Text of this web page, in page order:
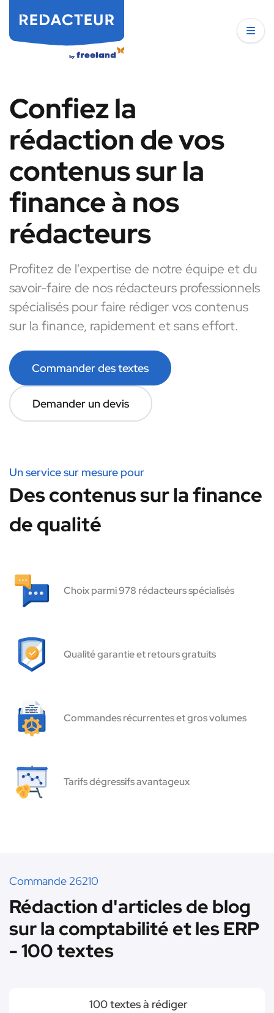
Confiez la
rédaction de vos
contenus sur la
finance à nos
rédacteurs
Profitez de l'expertise de notre équipe et du
savoir-faire de nos rédacteurs professionnels
spécialisés pour faire rédiger vos contenus
sur la finance, rapidement et sans effort.
Commander des textes
Demander un devis
Un service sur mesure pour
Des contenus sur la finance
de qualité
Choix parmi 978 rédacteurs spécialisés
Qualité garantie et retours gratuits
Commandes récurrentes et gros volumes
Tarifs dégressifs avantageux
Commande 26210
Rédaction d'articles de blog
sur la comptabilité et les ERP
- 100 textes
100 textes à rédiger